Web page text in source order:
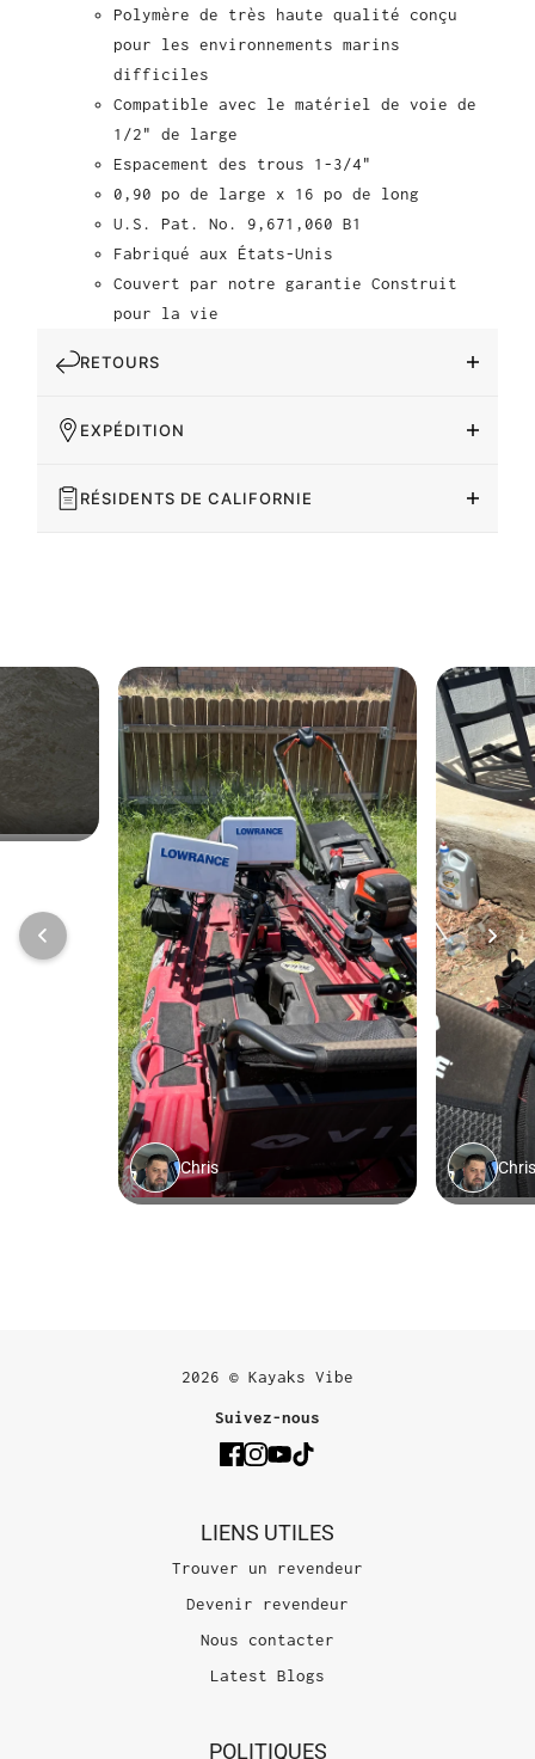
Polymère de très haute qualité conçu
pour les environnements marins
difficiles
Compatible avec le matériel de voie de
1/2" de large
Espacement des trous 1-3/4"
0,90 po de large x 16 po de long
U.S. Pat. No. 9,671,060 B1
Fabriqué aux États-Unis
Couvert par notre garantie Construit
pour la vie
RETOURS
EXPÉDITION
RÉSIDENTS DE CALIFORNIE
2026 © Kayaks Vibe
Suivez-nous
LIENS UTILES
Trouver un revendeur
Devenir revendeur
Nous contacter
Latest Blogs
POLITIQUES